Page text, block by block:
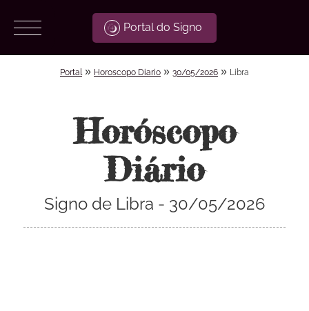
Portal do Signo
Portal » Horoscopo Diario » 30/05/2026 » Libra
Horóscopo
Diário
Signo de Libra - 30/05/2026